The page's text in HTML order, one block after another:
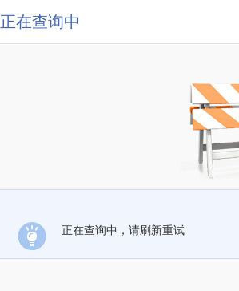
正在查询中
正在查询中，请刷新重试